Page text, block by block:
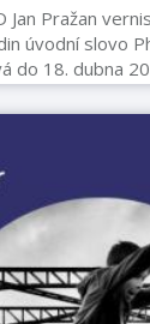
Jan Pražan
úvodní slovo
do 18. dubna
Sigmunda
12 a 13-15